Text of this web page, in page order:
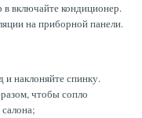
включайте кондиционер.
на приборной панели.
и наклоняйте спинку.
чтобы сопло